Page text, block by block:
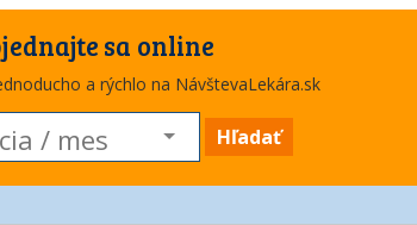
sa online
a rýchlo na NávštevaLekára.sk
Hľadať